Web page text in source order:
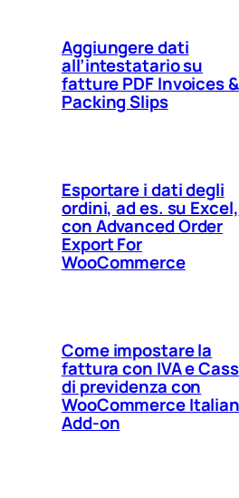
Aggiungere dati
all’intestatario su
fatture PDF Invoices &
Packing Slips
Esportare i dati degli
ordini, ad es. su Excel,
con Advanced Order
Export For
WooCommerce
Come impostare la
fattura con IVA e
di previdenza con
WooCommerce Italian
Add-on